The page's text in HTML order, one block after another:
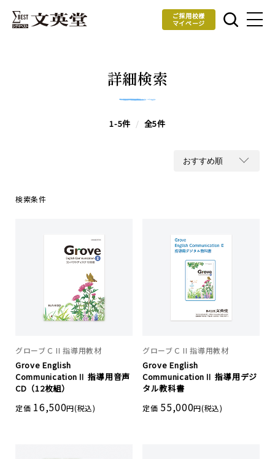
ご採用校様
マイページ
詳細検索
1-5件 / 全5件
検索条件
グローブＣ II 指導用教材
Grove English
CommunicationⅡ 指導用音声
CD（12枚組）
定価 16,500円(税込)
グローブＣ II 指導用教材
Grove English
CommunicationⅡ 指導用デジ
タル教科書
定価 55,000円(税込)